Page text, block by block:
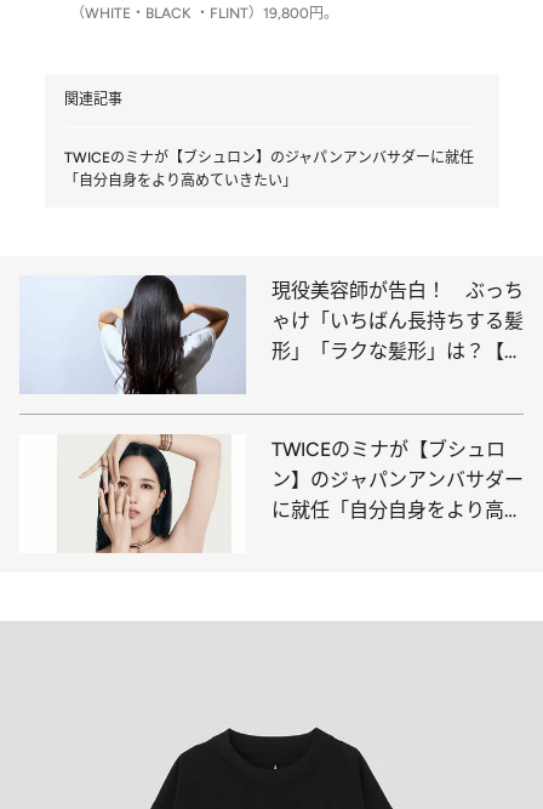
（WHITE・BLACK ・FLINT）19,800円。
関連記事
TWICEのミナが【ブシュロン】のジャパンアンバサダーに就任
「自分自身をより高めていきたい」
現役美容師が告白！ ぶっち
ゃけ「いちばん長持ちする髪
形」「ラクな髪形」は？【レ
TWICEのミナが【ブシュロ
ン】のジャパンアンバサダー
に就任「自分自身をより高め